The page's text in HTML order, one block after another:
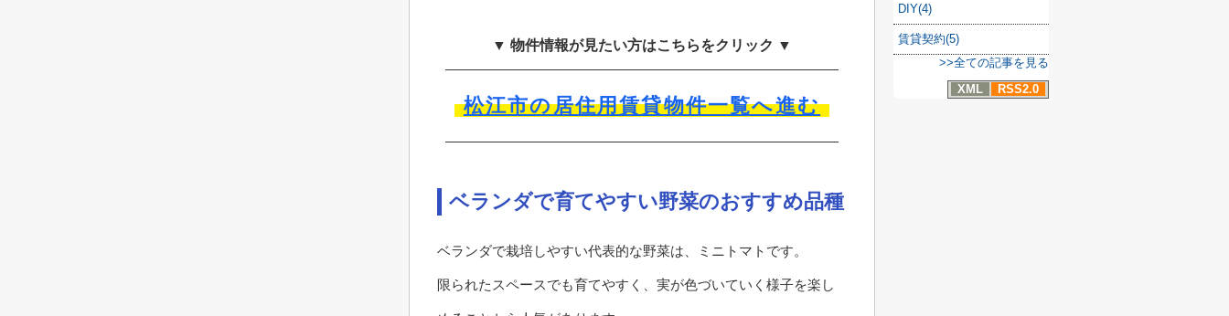
▼ 物件情報が見たい方はこちらをクリック ▼
松江市の居住用賃貸物件一覧へ進む
ベランダで育てやすい野菜のおすすめ品種
ベランダで栽培しやすい代表的な野菜は、ミニトマトです。
限られたスペースでも育てやすく、実が色づいていく様子を楽し
DIY(4)
賃貸契約(5)
>>全ての記事を見る
XML
RSS2.0